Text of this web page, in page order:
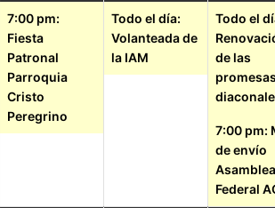
7:00 pm:
Fiesta
Patronal
Parroquia
Cristo
Peregrino
Todo el día:
Volanteada de
la IAM
Todo el
de las
promesas
7:00 pm:
de envío
Asamblea
Federal